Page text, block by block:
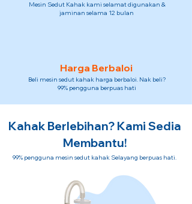
Mesin Sedut Kahak kami selamat digunakan &
jaminan selama 12 bulan
Harga Berbaloi
Beli mesin sedut kahak harga berbaloi. Nak beli?
99% pengguna berpuas hati
Kahak Berlebihan? Kami Sedia
Membantu!
99% pengguna mesin sedut kahak Selayang berpuas hati.